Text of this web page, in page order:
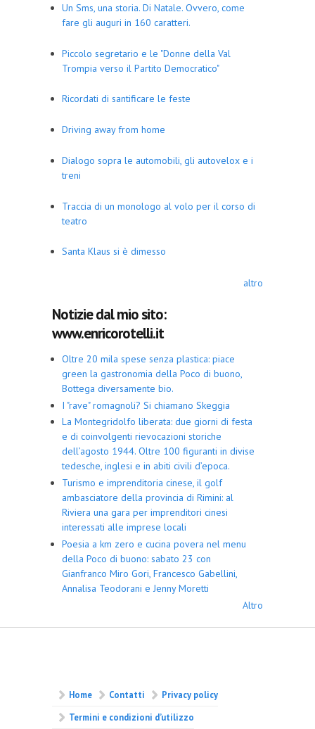
Un Sms, una storia. Di Natale. Ovvero, come
fare gli auguri in 160 caratteri.
Piccolo segretario e le "Donne della Val
Trompia verso il Partito Democratico"
Ricordati di santificare le feste
Driving away from home
Dialogo sopra le automobili, gli autovelox e i
treni
Traccia di un monologo al volo per il corso di
teatro
Santa Klaus si è dimesso
altro
Notizie dal mio sito:
www.enricorotelli.it
Oltre 20 mila spese senza plastica: piace
green la gastronomia della Poco di buono,
Bottega diversamente bio.
I "rave" romagnoli? Si chiamano Skeggia
La Montegridolfo liberata: due giorni di festa
e di coinvolgenti rievocazioni storiche
dell’agosto 1944. Oltre 100 figuranti in divise
tedesche, inglesi e in abiti civili d’epoca.
Turismo e imprenditoria cinese, il golf
ambasciatore della provincia di Rimini: al
Riviera una gara per imprenditori cinesi
interessati alle imprese locali
Poesia a km zero e cucina povera nel menu
della Poco di buono: sabato 23 con
Gianfranco Miro Gori, Francesco Gabellini,
Annalisa Teodorani e Jenny Moretti
Altro
Home Contatti
Privacy policy
Termini e condizioni d’utilizzo